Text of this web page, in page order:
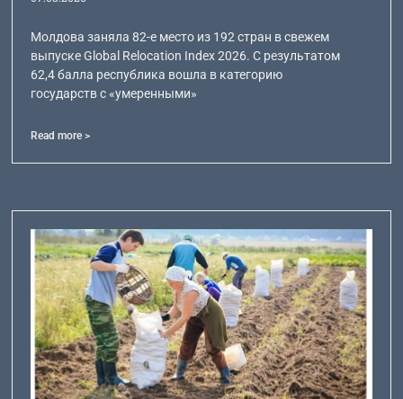
Молдова заняла 82-е место из 192 стран в свежем
выпуске Global Relocation Index 2026. С результатом
62,4 балла республика вошла в категорию
государств с «умеренными»
Read more >